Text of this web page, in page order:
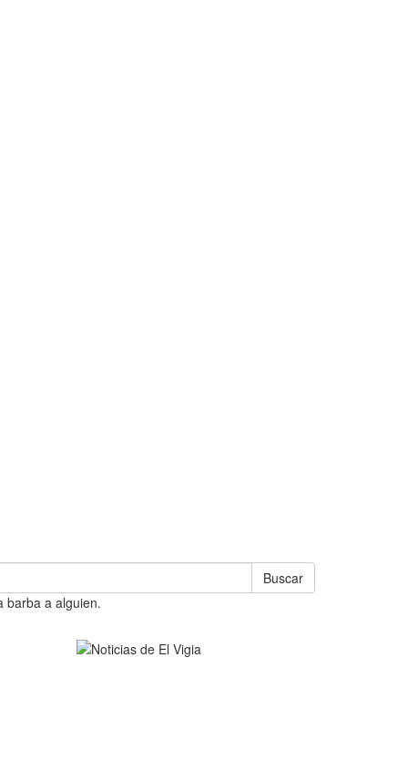
Buscar
barba a alguien.